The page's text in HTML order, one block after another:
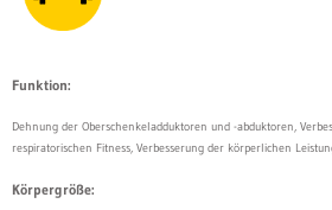
Funktion:
Dehnung der Oberschenkeladduktoren und -abduktoren,
respiratorischen Fitness, Verbesserung der körperlichen
Körpergröße: